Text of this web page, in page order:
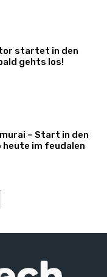
startet in den
gehts los!
– Start in den
heute im feudalen